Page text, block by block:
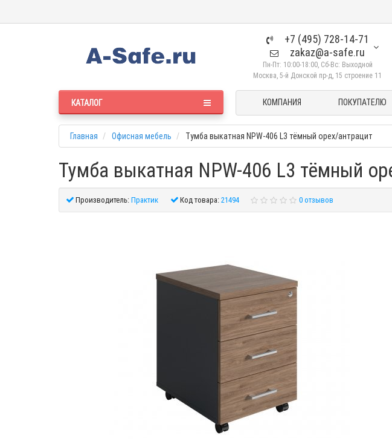
+7 (495) 728-14-71
zakaz@a-safe.ru
Пн-Пт: 10:00-18:00, Сб-Вс: Выходной
Москва, 5-й Донской пр-д, 15 строение 11
КАТАЛОГ КОМПАНИЯ ПОКУПАТЕЛЮ
Главная Офисная мебель Тумба выкатная NPW-406 L3 тёмный орех/антрацит
Тумба выкатная NPW-406 L3 тёмный
Производитель:Практик Код товара:21494 0 отзывов